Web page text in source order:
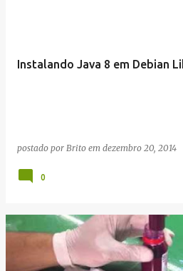
Instalando Java 8 em Debian
postado por Brito em dezembro 20, 2014
0